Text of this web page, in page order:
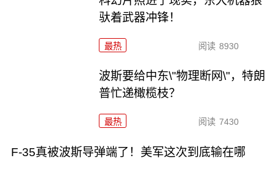
驮着武器冲锋！
最热 阅读 8930
波斯要给中东\"物理断网\"，特朗
普忙递橄榄枝？
最热 阅读 7430
F-35真被波斯导弹端了！美军这次到底输在哪